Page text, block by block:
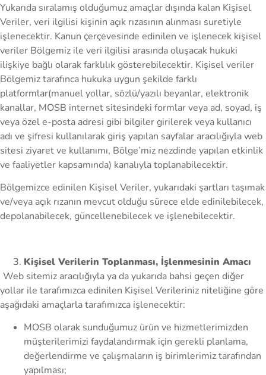
Yukarıda sıralamış olduğumuz amaçlar dışında kalan Kişisel
Veriler, veri ilgilisi kişinin açık rızasının alınması suretiyle
işlenecektir. Kanun çerçevesinde edinilen ve işlenecek kişisel
veriler Bölgemiz ile veri ilgilisi arasında oluşacak hukuki
ilişkiye bağlı olarak farklılık gösterebilecektir. Kişisel veriler
Bölgemiz tarafınca hukuka uygun şekilde farklı
platformlar(manuel yollar, sözlü/yazılı beyanlar, elektronik
kanallar, MOSB internet sitesindeki formlar veya ad, soyad, iş
veya özel e-posta adresi gibi bilgiler girilerek veya kullanıcı
adı ve şifresi kullanılarak giriş yapılan sayfalar aracılığıyla web
sitesi ziyaret ve kullanımı, Bölge’miz nezdinde yapılan etkinlik
ve faaliyetler kapsamında) kanalıyla toplanabilecektir.
Bölgemizce edinilen Kişisel Veriler, yukarıdaki şartları taşımak
ve/veya açık rızanın mevcut olduğu sürece elde edinilebilecek,
depolanabilecek, güncellenebilecek ve işlenebilecektir.
Kişisel Verilerin Toplanması, İşlenmesinin Amacı
Web sitemiz aracılığıyla ya da yukarıda bahsi geçen diğer
yollar ile tarafımızca edinilen Kişisel Verileriniz niteliğine göre
aşağıdaki amaçlarla tarafımızca işlenecektir:
MOSB olarak sunduğumuz ürün ve hizmetlerimizden
müşterilerimizi faydalandırmak için gerekli planlama,
değerlendirme ve çalışmaların iş birimlerimiz tarafından
yapılması;